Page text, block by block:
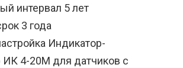
интервал 5 лет
3 года
Индикатор-
ИК 4-20М для датчиков с